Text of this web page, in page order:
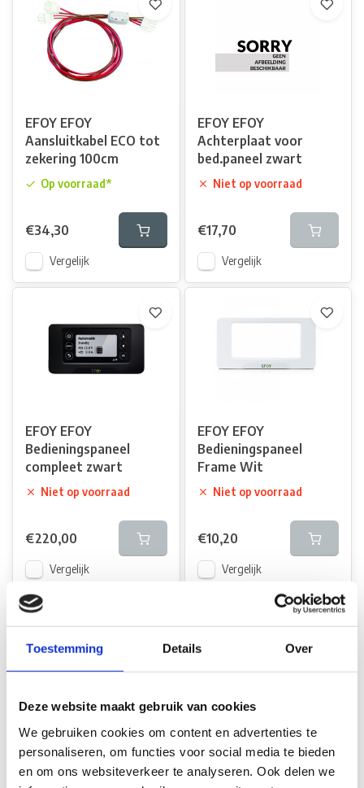
Toestemming Details Over
Deze website maakt gebruik van cookies
We gebruiken cookies om content en advertenties te
personaliseren, om functies voor social media te bieden
en om ons websiteverkeer te analyseren. Ook delen we
EFOY EFOY
Aansluitkabel ECO tot
zekering 100cm
Op voorraad*
€34,30
Vergelijk
EFOY EFOY
Achterplaat voor
bed.paneel zwart
Niet op voorraad
€17,70
Vergelijk
EFOY EFOY
Bedieningspaneel
compleet zwart
Niet op voorraad
€220,00
Vergelijk
EFOY EFOY
Bedieningspaneel
Frame Wit
Niet op voorraad
€10,20
Vergelijk
EFOY EFOY
Bedieningspaneel
Frame Zwart
EFOY EFOY
bedieningspaneel Kabel
10m